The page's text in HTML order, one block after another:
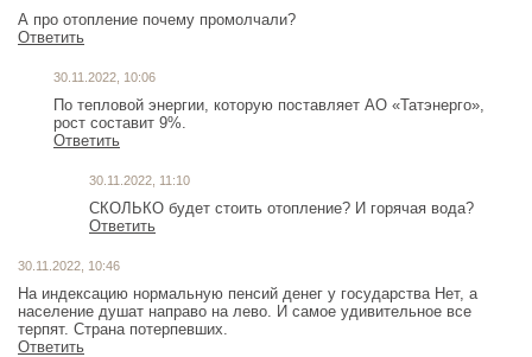
А про отопление почему промолчали?
Ответить
30.11.2022, 10:06
По тепловой энергии, которую поставляет АО «Татэнерго»,
рост составит 9%.
Ответить
30.11.2022, 11:10
СКОЛЬКО будет стоить отопление? И горячая вода?
Ответить
30.11.2022, 10:46
На индексацию нормальную пенсий денег у государства Нет, а
население душат направо на лево. И самое удивительное все
терпят. Страна потерпевших.
Ответить